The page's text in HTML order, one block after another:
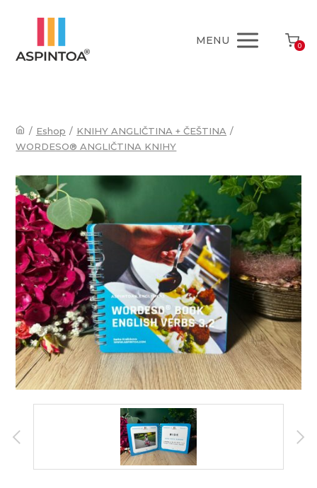
MENU 0
/ Eshop / KNIHY ANGLIČTINA + ČEŠTINA /
WORDESO® ANGLIČTINA KNIHY